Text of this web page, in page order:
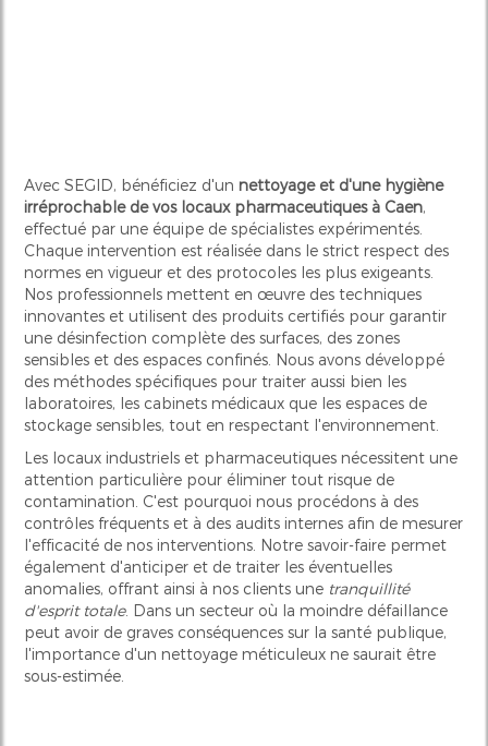
Avec SEGID, bénéficiez d'unnettoyage et d'une hygiène
irréprochable de vos locaux pharmaceutiques à Caen,
effectué par une équipe de spécialistes expérimentés.
Chaque intervention est réalisée dans le strict respect des
normes en vigueur et des protocoles les plus exigeants.
Nos professionnels mettent en œuvre des techniques
innovantes et utilisent des produits certifiés pour garantir
une désinfection complète des surfaces, des zones
sensibles et des espaces confinés. Nous avons développé
des méthodes spécifiques pour traiter aussi bien les
laboratoires, les cabinets médicaux que les espaces de
stockage sensibles, tout en respectant l'environnement.
Les locaux industriels et pharmaceutiques nécessitent une
attention particulière pour éliminer tout risque de
contamination. C'est pourquoi nous procédons à des
contrôles fréquents et à des audits internes afin de mesurer
l'efficacité de nos interventions. Notre savoir-faire permet
également d'anticiper et de traiter les éventuelles
anomalies, offrant ainsi à nos clients une tranquillité
d'esprit totale. Dans un secteur où la moindre défaillance
peut avoir de graves conséquences sur la santé publique,
l'importance d'un nettoyage méticuleux ne saurait être
sous-estimée.